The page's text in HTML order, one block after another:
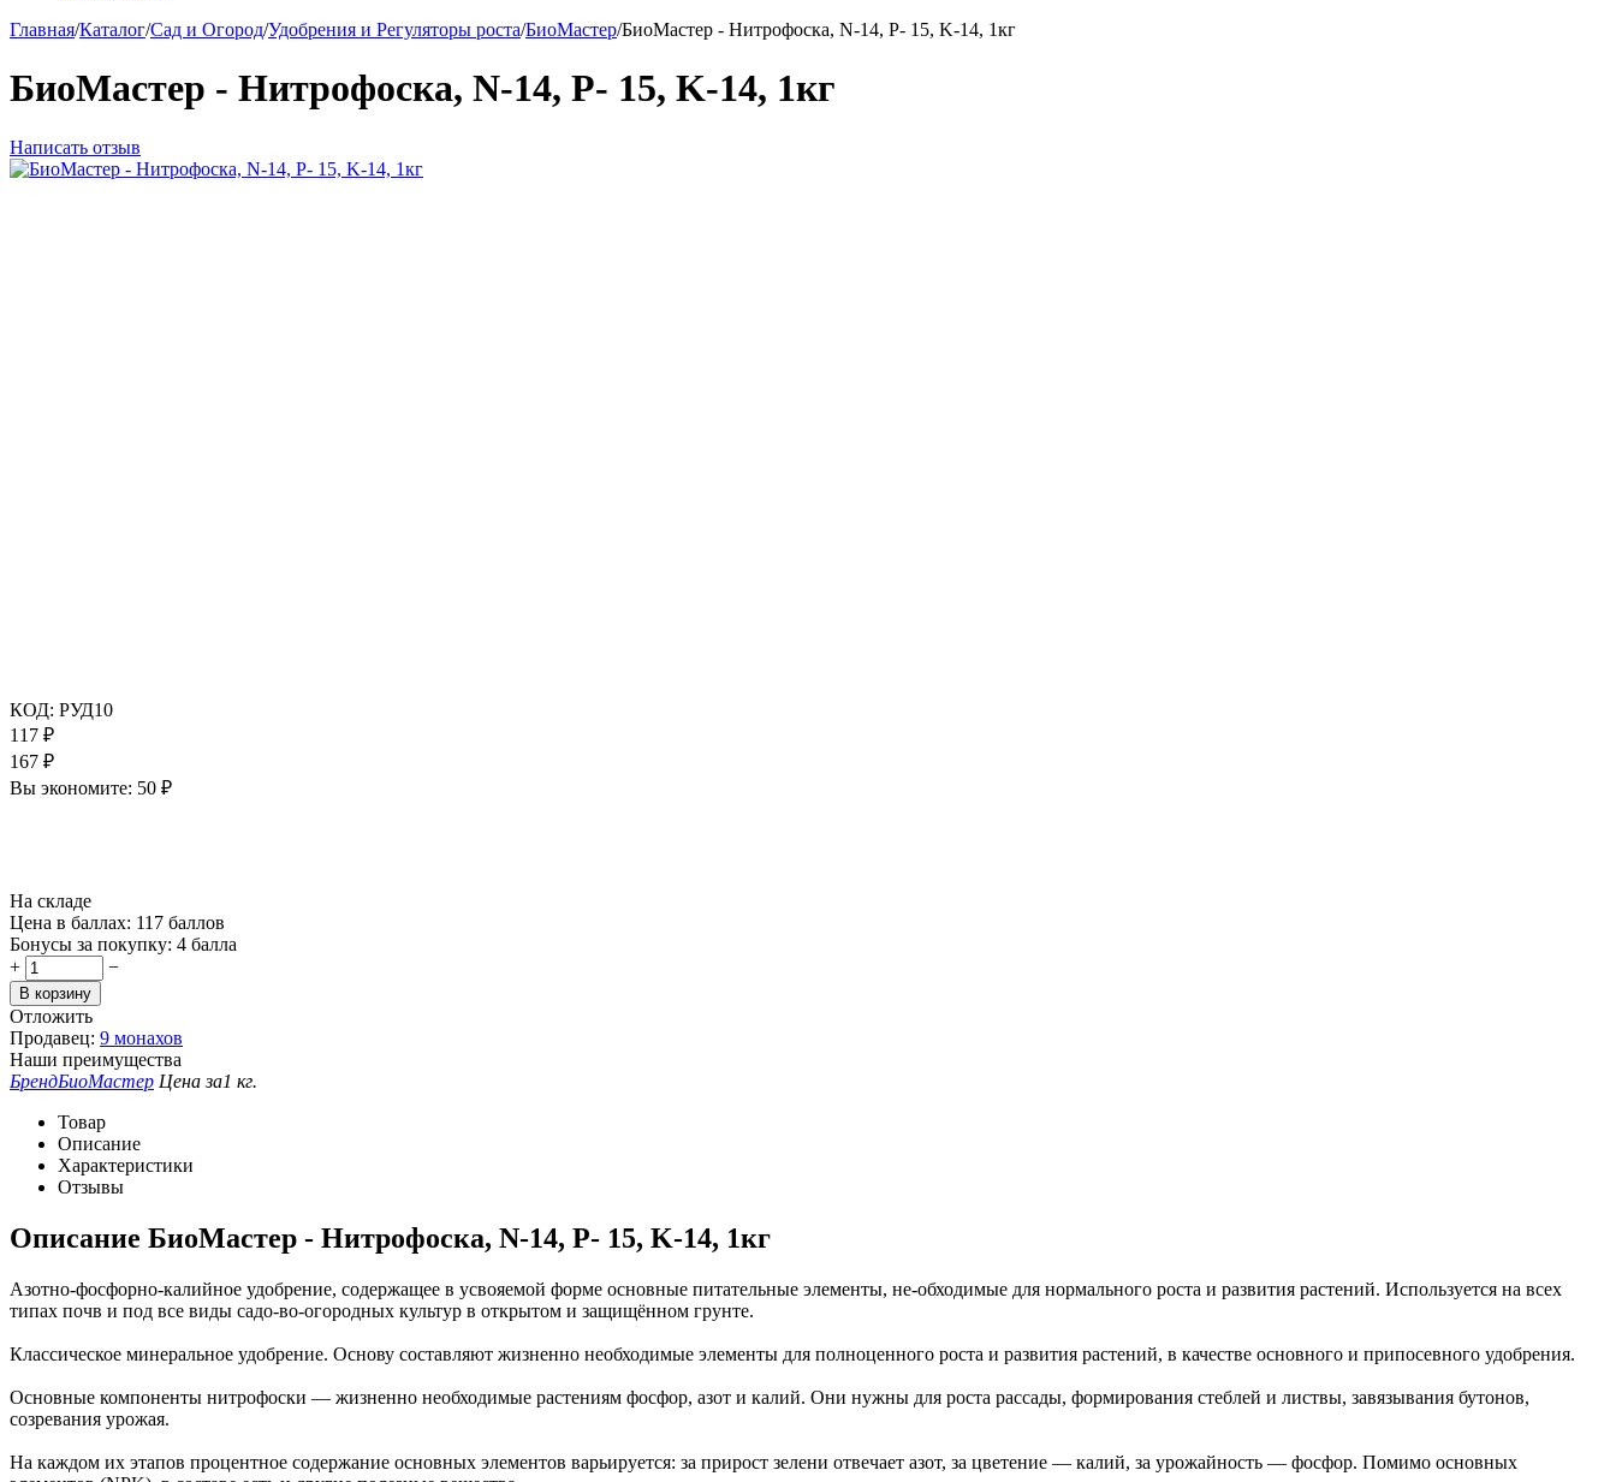
Главная/Каталог/Сад и Огород/Удобрения и Регуляторы роста/БиоМастер/БиоМастер - Нитрофоска, N-14, P- 15, K-14, 1кг
БиоМастер - Нитрофоска, N-14, P- 15, K-14, 1кг
Написать отзыв
КОД: РУД10
117 ₽
167 ₽
Вы экономите: 50 ₽
На складе
Цена в баллах: 117 баллов
Бонусы за покупку: 4 балла
+
−
В корзину
Отложить
Продавец: 9 монахов
Наши преимущества
БрендБиоМастер Цена за1 кг.
Товар
Описание
Характеристики
Отзывы
Описание БиоМастер - Нитрофоска, N-14, P- 15, K-14, 1кг
Азотно-фосфорно-калийное удобрение, содержащее в усвояемой форме основные питательные элементы, не-обходимые для нормального роста и развития растений. Используется на всех
типах почв и под все виды садо-во-огородных культур в открытом и защищённом грунте.
Классическое минеральное удобрение. Основу составляют жизненно необходимые элементы для полноценного роста и развития растений, в качестве основного и припосевного удобрения.
Основные компоненты нитрофоски — жизненно необходимые растениям фосфор, азот и калий. Они нужны для роста рассады, формирования стеблей и листвы, завязывания бутонов,
созревания урожая.
На каждом их этапов процентное содержание основных элементов варьируется: за прирост зелени отвечает азот, за цветение — калий, за урожайность — фосфор. Помимо основных